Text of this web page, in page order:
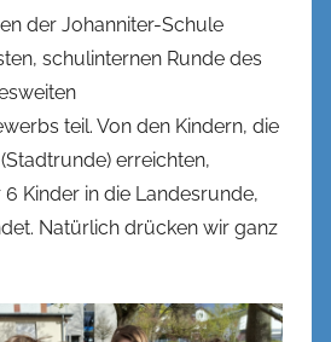
n
n
n
k
e
l
der Johanniter-Schule
schulinternen Runde des
teil. Von den Kindern, die
erreichten,
Kinder in die Landesrunde,
Natürlich drücken wir ganz